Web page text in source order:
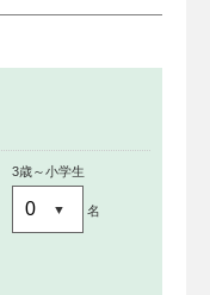
3歳～小学生
名